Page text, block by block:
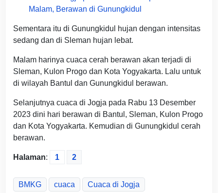
Malam, Berawan di Gunungkidul
Sementara itu di Gunungkidul hujan dengan intensitas
sedang dan di Sleman hujan lebat.
Malam harinya cuaca cerah berawan akan terjadi di
Sleman, Kulon Progo dan Kota Yogyakarta. Lalu untuk
di wilayah Bantul dan Gunungkidul berawan.
Selanjutnya cuaca di Jogja pada Rabu 13 Desember
2023 dini hari berawan di Bantul, Sleman, Kulon Progo
dan Kota Yogyakarta. Kemudian di Gunungkidul cerah
berawan.
Halaman: 1 2
BMKG cuaca Cuaca di Jogja